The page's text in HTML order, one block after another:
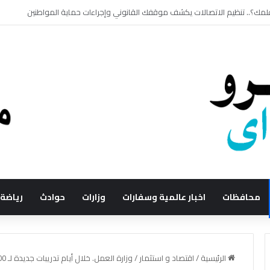
محافظات اخبار عالمية وسفارات وزارات حوادث رياضة
الرئيسية/اقتصاد و استثمار /وزارة العمل. خلال أيام تدريبات جديدة لـ 400 شاب على 9 مِهن